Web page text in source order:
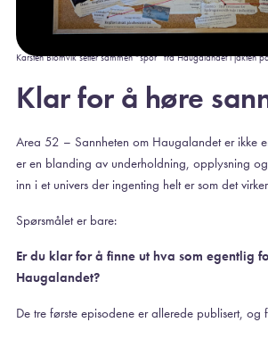
Karsten Blomvik setter sammen “spor” fra Haugalandet i jakten
Klar for å høre
Area 52 – Sannheten om Haugalandet er ikke
er en blanding av underholdning, opplysning
inn i et univers der ingenting helt er som det
Spørsmålet er bare:
Er du klar for å finne ut hva som egentlig
Haugalandet?
De tre første episodene er allerede publisert, og